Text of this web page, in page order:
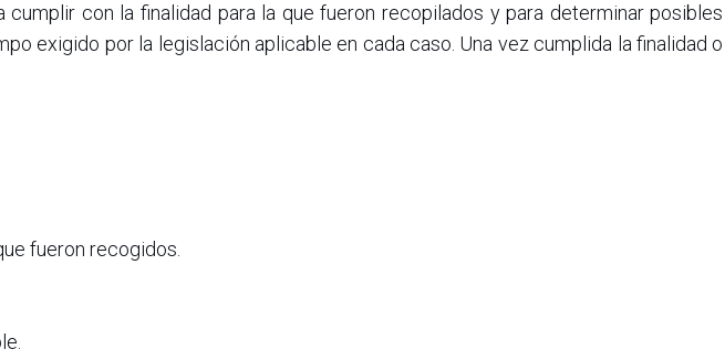
con la finalidad para la que fueron recopilados y para determinar posibles
exigido por la legislación aplicable en cada caso. Una vez cumplida la finalidad o
fueron recogidos.